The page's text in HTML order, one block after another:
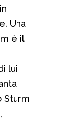
Una
è il
lui
Sturm